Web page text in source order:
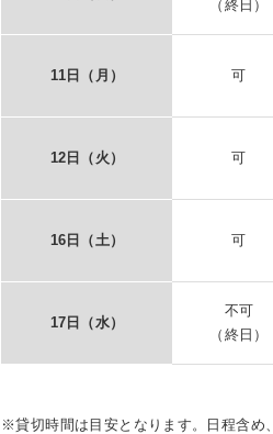
（終日）
11日（月） 可
12日（火） 可
16日（土） 可
17日（水）
不可
（終日）
※貸切時間は目安となります。日程含め